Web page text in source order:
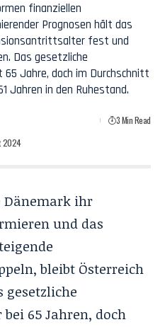
finanziellen
Prognosen hält das
fest und
Das gesetzliche
Jahre, doch im Durchschnitt
Jahren in den Ruhestand.
2024
3 Min Read
Dänemark ihr
und das
bleibt Österreich
gesetzliche
65 Jahren, doch